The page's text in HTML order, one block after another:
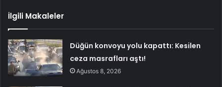
İlgili Makaleler
Düğün konvoyu yolu kapattı: Kesilen
ceza masrafları aştı!
Ağustos 8, 2026